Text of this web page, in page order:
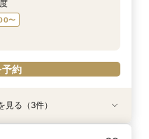
〜
約
見る（3件）